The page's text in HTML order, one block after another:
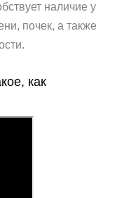
наличие у
почек, а также
как